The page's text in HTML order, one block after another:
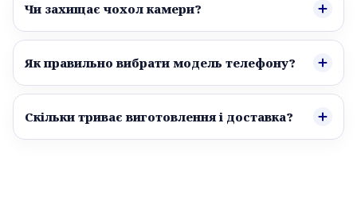
Чи захищає чохол камери?
Як правильно вибрати модель телефону?
Скільки триває виготовлення і доставка?